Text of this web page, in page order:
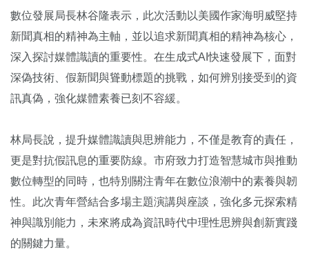
數位發展局長林谷隆表示，此次活動以美國作家海明威堅持
新聞真相的精神為主軸，並以追求新聞真相的精神為核心，
深入探討媒體識讀的重要性。在生成式AI快速發展下，面對
深偽技術、假新聞與聳動標題的挑戰，如何辨別接受到的資
訊真偽，強化媒體素養已刻不容緩。
林局長說，提升媒體識讀與思辨能力，不僅是教育的責任，
更是對抗假訊息的重要防線。市府致力打造智慧城市與推動
數位轉型的同時，也特別關注青年在數位浪潮中的素養與韌
性。此次青年營結合多場主題演講與座談，強化多元探索精
神與識別能力，未來將成為資訊時代中理性思辨與創新實踐
的關鍵力量。